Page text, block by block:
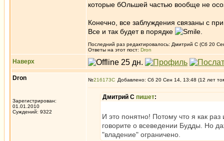
которые бОльшей частью вообще не
Конечно, все заблуждения связаны с
Все и так будет в порядке
Последний раз редактировалось: Дмитрий С (Сб 20
Ответы на этот пост: Dron
Наверх
Dron
Зарегистрирован:
01.01.2010
Суждений: 9322
№216173 Добавлено: Сб 20 Сен 14, 13:48 (12 лет
Дмитрий С пишет:
И это понятно! Потому что я как
говорите о всеведении Будды. Но
"владение" ограничено.